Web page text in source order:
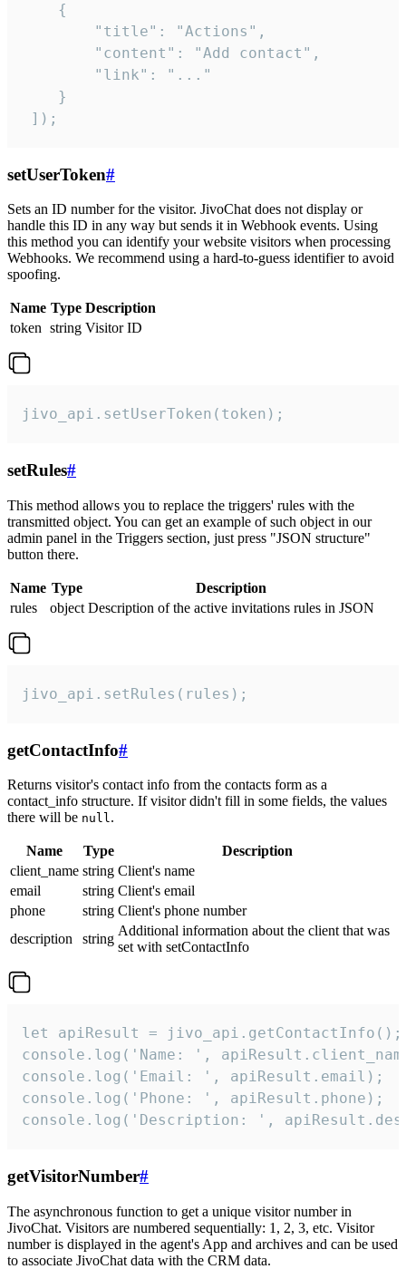
    {
        "title": "Actions",
        "content": "Add contact",
        "link": "..."
    }
]);
setUserToken#
Sets an ID number for the visitor. JivoChat does not display or
handle this ID in any way but sends it in Webhook events. Using
this method you can identify your website visitors when processing
Webhooks. We recommend using a hard-to-guess identifier to avoid
spoofing.
Name Type Description
token string Visitor ID
jivo_api.setUserToken(token);
setRules#
This method allows you to replace the triggers' rules with the
transmitted object. You can get an example of such object in our
admin panel in the Triggers section, just press "JSON structure"
button there.
Name Type
Description
rules
object Description of the active invitations rules in JSON
jivo_api.setRules(rules);
getContactInfo#
Returns visitor's contact info from the contacts form as a
contact_info structure. If visitor didn't fill in some fields, the values
there will be null.
Name Type
Description
client_name string Client's name
email
string Client's email
phone
string Client's phone number
description
string
Additional information about the client that was
set with setContactInfo
let apiResult = jivo_api.getContactInfo();
console.log('Name: ',
console.log('Email: ', apiResult.email);
console.log('Phone: ', apiResult.phone);
console.log('Description: ',
getVisitorNumber#
The asynchronous function to get a unique visitor number in
JivoChat. Visitors are numbered sequentially: 1, 2, 3, etc. Visitor
number is displayed in the agent's App and archives and can be used
to associate JivoChat data with the CRM data.